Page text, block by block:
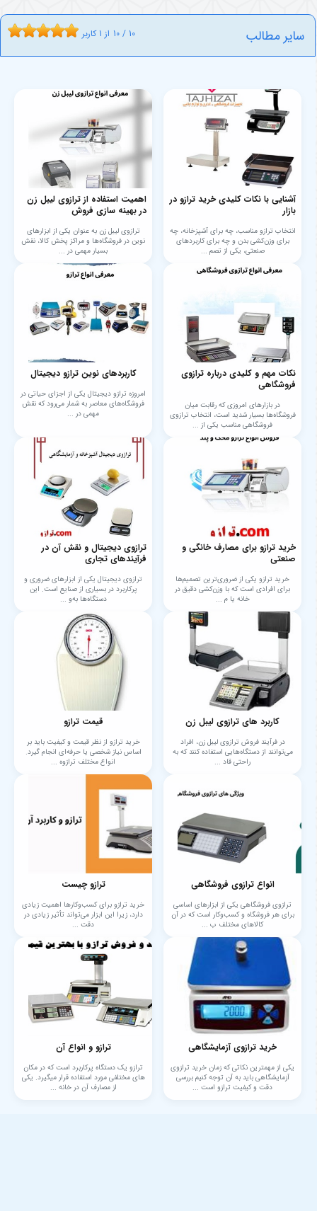
سایر مطالب 10 / 10 از 1 کاربر
آشنایی با نکات کلیدی خرید ترازو در
بازار
انتخاب ترازو مناسب، چه برای آشپزخانه، چه
برای وزن‌کشی بدن و چه برای کاربردهای
صنعتی، یکی از تصم ...
اهمیت استفاده از ترازوی لیبل زن
در بهینه سازی فروش
ترازوی لیبل زن به عنوان یکی از ابزارهای
نوین در فروشگاه‌ها و مراکز پخش کالا، نقش
بسیار مهمی در ...
نکات مهم و کلیدی درباره ترازوی
فروشگاهی
در بازارهای امروزی که رقابت میان
فروشگاه‌ها بسیار شدید است، انتخاب ترازوی
فروشگاهی مناسب یکی از ...
کاربردهای نوین ترازو دیجیتال
امروزه ترازو دیجیتال یکی از اجزای حیاتی در
فروشگاه‌های معاصر به شمار می‌رود که نقش
مهمی در ...
خرید ترازو برای مصارف خانگی و
صنعتی
خرید ترازو یکی از ضروری‌ترین تصمیم‌ها
برای افرادی است که با وزن‌کشی دقیق در
خانه یا م ...
ترازوی دیجیتال و نقش آن در
فرآیندهای تجاری
ترازوی دیجیتال یکی از ابزارهای ضروری و
پرکاربرد در بسیاری از صنایع است. این
دستگاه‌ها به‌و ...
کاربرد های ترازوی لیبل زن
در فرآیند فروش ترازوی لیبل زن، افراد
می‌توانند از دستگاه‌هایی استفاده کنند که به
راحتی قاد ...
قیمت ترازو
خرید ترازو از نظر قیمت و کیفیت باید بر
اساس نیاز شخصی یا حرفه‌ای انجام گیرد.
انواع مختلف ترازوه ...
انواع ترازوی فروشگاهی
ترازوی فروشگاهی یکی از ابزارهای اساسی
برای هر فروشگاه و کسب‌وکار است که در آن
کالاهای مختلف ب ...
ترازو چیست
خرید ترازو برای کسب‌وکارها اهمیت زیادی
دارد، زیرا این ابزار می‌تواند تأثیر زیادی در
دقت ...
خرید ترازوی آزمایشگاهی
یکی از مهمترین نکاتی که زمان خرید ترازوی
آزمایشگاهی باید به آن توجه کنیم بررسی
دقت و کیفیت ترازو است ...
ترازو و انواع آن
ترازو یک دستگاه پرکاربرد است که در مکان
های مختلفی مورد استفاده قرار میگیرد. یکی
از مصارف آن در خانه ...